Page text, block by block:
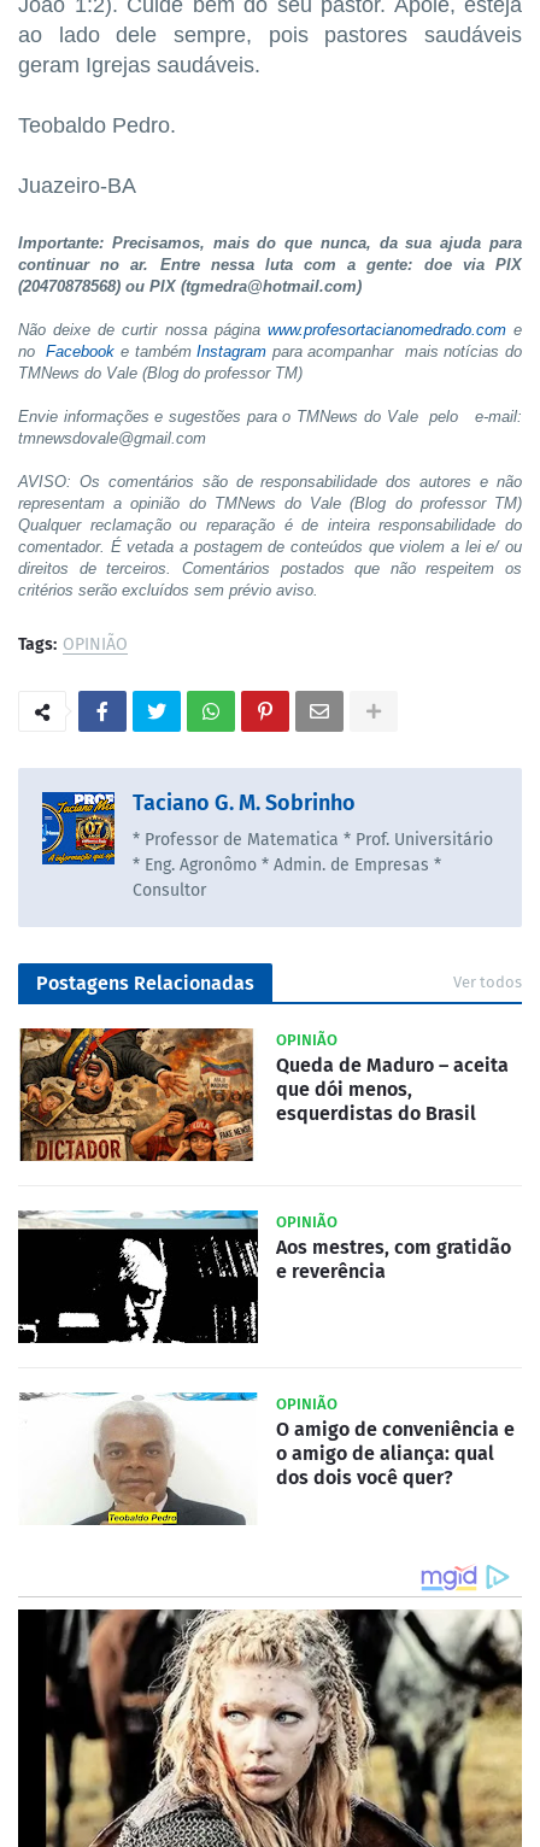
ao lado dele sempre, pois pastores saudáveis
geram Igrejas saudáveis.
Teobaldo Pedro.
Juazeiro-BA
Importante: Precisamos, mais do que nunca, da sua ajuda para
continuar no ar. Entre nessa luta com a gente: doe via PIX
(20470878568) ou PIX (tgmedra@hotmail.com)
Não deixe de curtir nossa página www.profesortacianomedrado.come
noFacebook e tambémInstagram para acompanhar mais notícias do
TMNews do Vale (Blog do professor TM)
Envie informações e sugestões para o TMNews do Vale pelo
e-mail:
tmnewsdovale@gmail.com
AVISO: Os comentários são de responsabilidade dos autores e não
representam a opinião do TMNews do Vale (Blog do professor TM)
Qualquer reclamação ou reparação é de inteira responsabilidade do
comentador. É vetada a postagem de conteúdos que violem a lei e/ ou
direitos de terceiros. Comentários postados que não respeitem os
critérios serão excluídos sem prévio aviso.
Tags: OPINIÃO
Taciano G. M. Sobrinho
* Professor de Matematica * Prof. Universitário
* Eng. Agronômo * Admin. de Empresas *
Consultor
Postagens Relacionadas Ver todos
OPINIÃO
Queda de Maduro – aceita
que dói menos,
esquerdistas do Brasil
OPINIÃO
Aos mestres, com gratidão
e reverência
OPINIÃO
O amigo de conveniência e
o amigo de aliança: qual
dos dois você quer?